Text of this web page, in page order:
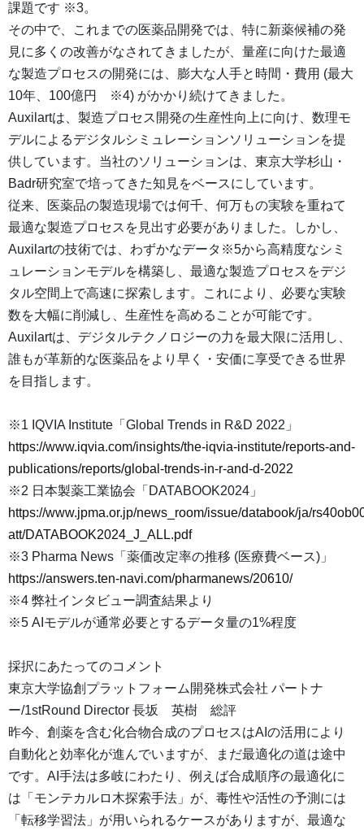
課題です ※3。
その中で、これまでの医薬品開発では、特に新薬候補の発
見に多くの改善がなされてきましたが、量産に向けた最適
な製造プロセスの開発には、膨大な人手と時間・費用 (最大
10年、100億円 ※4) がかかり続けてきました。
Auxilartは、製造プロセス開発の生産性向上に向け、数理モ
デルによるデジタルシミュレーションソリューションを提
供しています。当社のソリューションは、東京大学杉山・
Badr研究室で培ってきた知見をベースにしています。
従来、医薬品の製造現場では何千、何万もの実験を重ねて
最適な製造プロセスを見出す必要がありました。しかし、
Auxilartの技術では、わずかなデータ※5から高精度なシミ
ュレーションモデルを構築し、最適な製造プロセスをデジ
タル空間上で高速に探索します。これにより、必要な実験
数を大幅に削減し、生産性を高めることが可能です。
Auxilartは、デジタルテクノロジーの力を最大限に活用し、
誰もが革新的な医薬品をより早く・安価に享受できる世界
を目指します。
※1 IQVIA Institute「Global Trends in R&D 2022」
https://www.iqvia.com/insights/the-iqvia-institute/reports-and-
publications/reports/global-trends-in-r-and-d-2022
※2 日本製薬工業協会「DATABOOK2024」
https://www.jpma.or.jp/news_room/issue/databook/ja/
att/DATABOOK2024_J_ALL.pdf
※3 Pharma News「薬価改定率の推移 (医療費ベース)」
https://answers.ten-navi.com/pharmanews/20610/
※4 弊社インタビュー調査結果より
※5 AIモデルが通常必要とするデータ量の1%程度
採択にあたってのコメント
東京大学協創プラットフォーム開発株式会社 パートナ
ー/1stRound Director 長坂 英樹 総評
昨今、創薬を含む化合物合成のプロセスはAIの活用により
自動化と効率化が進んでいますが、まだ最適化の道は途中
です。AI手法は多岐にわたり、例えば合成順序の最適化に
は「モンテカルロ木探索手法」が、毒性や活性の予測には
「転移学習法」が用いられるケースがありますが、最適な